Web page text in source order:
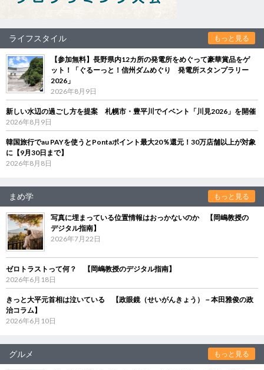
ライフスタイル もっと見る
【参加無料】長野県内12カ所の発電所をめぐって豪華賞品をゲ
ット！「ぐるーっと！信州ダムめぐり 発電所スタンプラリー
2026」
2026年8月9日
新しい水辺の過ごし方を提案 札幌市・豊平川でイベント「川見2026」を開催
2026年8月9日
韓国旅行でau PAYを使うとPontaポイント最大20％還元！30万店舗以上が対象
に【9月30日まで】
2026年8月8日
まめ学 もっと見る
写真に埋まっている位置情報はおっかないのか 【岡嶋教授の
デジタル指南】
2026年7月22日
ゼロトラストって何？ 【岡嶋教授のデジタル指南】
2026年6月18日
きっと大平元首相は泣いている 【政眼鏡（せいがんきょう）－本田雅俊の政
治コラム】
2026年6月10日
グルメ もっと見る